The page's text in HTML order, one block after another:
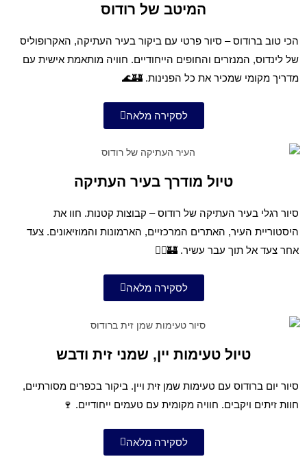
המיטב של רודוס
הכי טוב ברודוס – סיור פרטי עם ביקור בעיר העתיקה, האקרופוליס
של לינדוס, המנזרים והחופים הייחודיים. חוויה מותאמת אישית עם
מדריך מקומי שמכיר את כל הפנינות. 🏰🌊
לסקירה מלאה
טיול מודרך בעיר העתיקה
סיור רגלי בעיר העתיקה של רודוס – קבוצות קטנות. חוו את
היסטוריית העיר, האתרים המרכזיים, הארמונות והמוזיאונים. צעד
אחר צעד אל תוך עבר עשיר. 🏰🚶‍♂️
לסקירה מלאה
טיול טעימות יין, שמני זית ודבש
סיור יום ברודוס עם טעימות שמן זית ויין. ביקור בכפרים מסורתיים,
חוות זיתים ויקבים. חוויה מקומית עם טעמים ייחודיים. 🍷
לסקירה מלאה